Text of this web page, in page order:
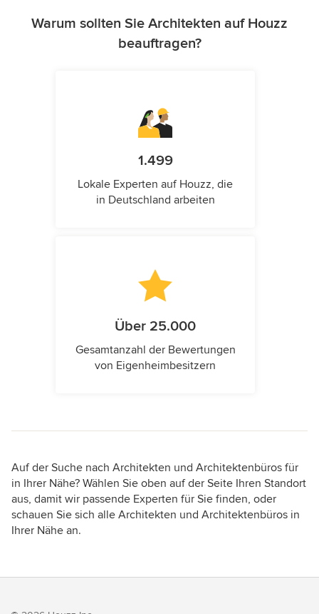
Warum sollten Sie Architekten auf Houzz
beauftragen?
1.499
Lokale Experten auf Houzz, die
in Deutschland arbeiten
Über 25.000
Gesamtanzahl der Bewertungen
von Eigenheimbesitzern
Auf der Suche nach Architekten und Architektenbüros für
in Ihrer Nähe? Wählen Sie oben auf der Seite Ihren Standort
aus, damit wir passende Experten für Sie finden, oder
schauen Sie sich alle Architekten und Architektenbüros in
Ihrer Nähe an.